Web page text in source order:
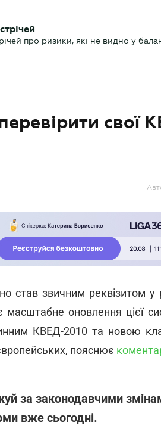
про ризики, які не видно у
свої
став звичним реквізитом у
масштабне оновлення цієї
КВЕД-2010 та новою
пояснює
за законодавчими
вже сьогодні.